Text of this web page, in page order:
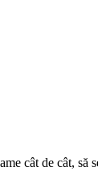
cât de cât,